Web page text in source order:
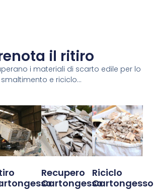
il ritiro
i materiali di scarto edile per lo
smaltimento e riciclo...
Recupero
Cartongesso
Riciclo
Cartongesso